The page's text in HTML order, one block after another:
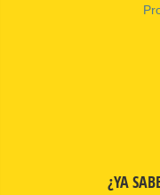
¿YA